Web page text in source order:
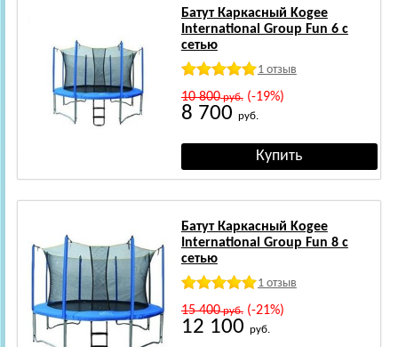
Батут Каркасный Kogee
International Group Fun 6 с
сетью
1 отзыв
10 800руб.(-19%)
8 700 руб.
Батут Каркасный Kogee
International Group Fun 8 с
сетью
1 отзыв
15 400руб.(-21%)
12 100 руб.